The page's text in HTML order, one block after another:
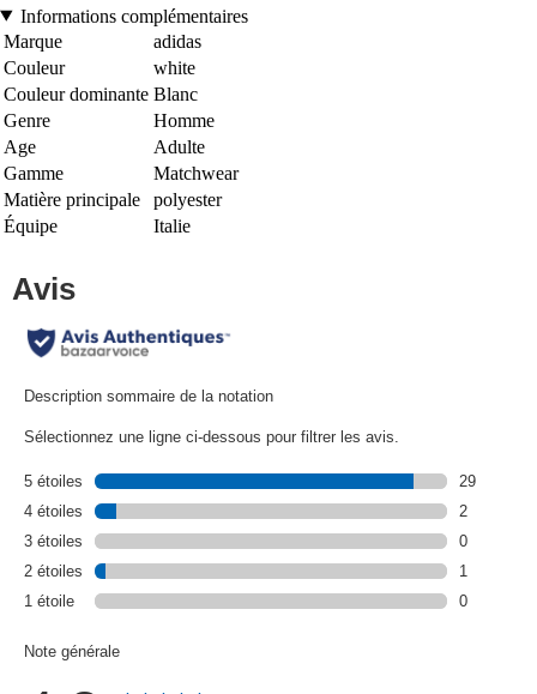
Informations complémentaires
Marque
adidas
Couleur
white
Couleur dominante Blanc
Genre
Homme
Age
Adulte
Gamme
Matchwear
Matière principale
polyester
Équipe
Italie